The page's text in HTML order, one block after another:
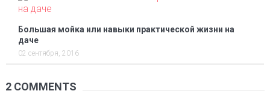
Большая мойка или навыки практической жизни на
даче
02 сентября, 2016
2 COMMENTS